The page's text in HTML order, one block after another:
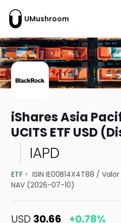
UMushroom
iShares Asia
UCITS ETF USD
IAPD
ETF ISIN IE00B14X4T88 /
NAV (2026-07-10)
USD 30.66 +0.78%